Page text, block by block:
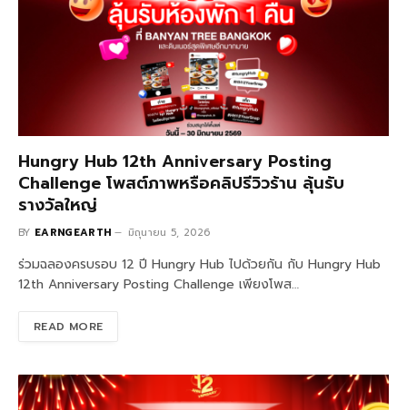
Hungry Hub 12th Anniversary Posting
Challenge โพสต์ภาพหรือคลิปรีวิวร้าน ลุ้นรับ
รางวัลใหญ่
BY EARNGEARTH มิถุนายน 5, 2026
ร่วมฉลองครบรอบ 12 ปี Hungry Hub ไปด้วยกัน กับ Hungry Hub
12th Anniversary Posting Challenge เพียงโพส…
READ MORE